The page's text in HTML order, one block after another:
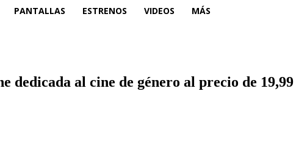
PANTALLAS ESTRENOS VIDEOS MÁS
al cine de género al precio de 19,99